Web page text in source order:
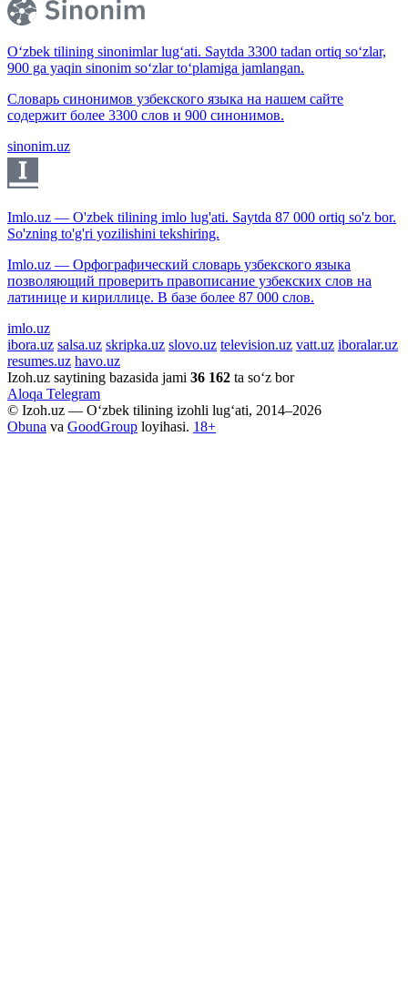
O‘zbek tilining sinonimlar lug‘ati. Saytda 3300 tadan ortiq so‘zlar,
900 ga yaqin sinonim so‘zlar to‘plamiga jamlangan.
Словарь синонимов узбекского языка на нашем сайте
содержит более 3300 слов и 900 синонимов.
sinonim.uz
Imlo.uz — O'zbek tilining imlo lug'ati. Saytda 87 000 ortiq so'z bor.
So'zning to'g'ri yozilishini tekshiring.
Imlo.uz — Орфографический словарь узбекского языка
позволяющий проверить правописание узбекских слов на
латинице и кириллице. В базе более 87 000 слов.
imlo.uz
ibora.uz salsa.uz skripka.uz slovo.uz television.uz vatt.uz iboralar.uz
resumes.uz havo.uz
Izoh.uz saytining bazasida jami 36 162 ta so‘z bor
Aloqa Telegram
© Izoh.uz — O‘zbek tilining izohli lug‘ati, 2014–2026
Obuna va GoodGroup loyihasi. 18+